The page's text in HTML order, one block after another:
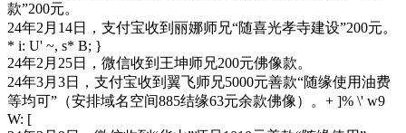
款”200元。
24年2月14日，支付宝收到丽娜师兄“随喜光孝寺建设”200元。
* i: U' ~, s* B; }
24年2月25日，微信收到王坤师兄200元佛像款。
24年3月3日，支付宝收到翼飞师兄5000元善款“随缘使用油费
等均可”（安排域名空间885结缘63元余款佛像）。 + ]% \' w9
W: [